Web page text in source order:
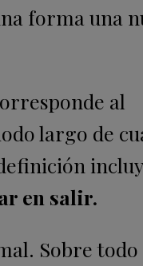
forma una
al
largo de
en salir.
Sobre todo